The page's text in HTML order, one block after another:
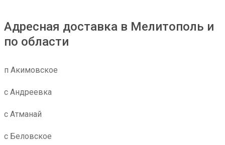
Адресная доставка в Мелитополь и
по области
п Акимовское
с Андреевка
с Атманай
с Беловское